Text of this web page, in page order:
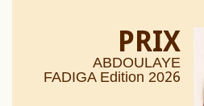
PRIX
ABDOULAYE
FADIGA Edition 2026